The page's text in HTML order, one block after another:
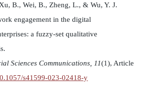
B., Wei, B., Zheng, L., & Wu, Y. J.
engagement in the digital
a fuzzy-set qualitative
Sciences Communications, 11(1), Article
s41599-023-02418-y